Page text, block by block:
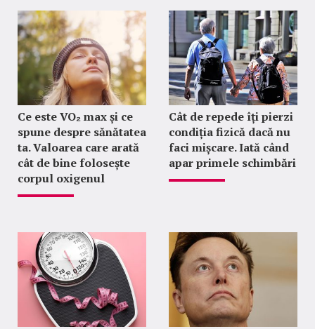
Ce este VO₂ max și ce
spune despre sănătatea
ta. Valoarea care arată
cât de bine folosește
corpul oxigenul
Cât de repede îți pierzi
condiția fizică dacă nu
faci mișcare. Iată când
apar primele schimbări